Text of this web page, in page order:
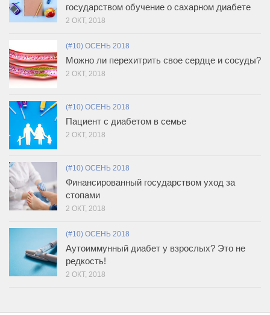
государством обучение о сахарном диабете
2 ОКТ, 2018
(#10) ОСЕНЬ 2018
Можно ли перехитрить свое сердце и сосуды?
2 ОКТ, 2018
(#10) ОСЕНЬ 2018
Пациент с диабетом в семье
2 ОКТ, 2018
(#10) ОСЕНЬ 2018
Финансированный государством уход за
стопами
2 ОКТ, 2018
(#10) ОСЕНЬ 2018
Аутоиммунный диабет у взрослых? Это не
редкость!
2 ОКТ, 2018